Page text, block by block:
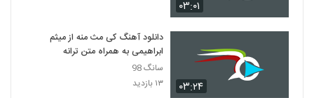
۲۵۳ بازدید
آهنگ کامران مولایی بنام آغوش ویرونه
۰۳:۰۱
۰۳:۲۴
دانلود آهنگ کی مث منه از میثم
ابراهیمی به همراه متن ترانه
سانگ 98
۱۳ بازدید